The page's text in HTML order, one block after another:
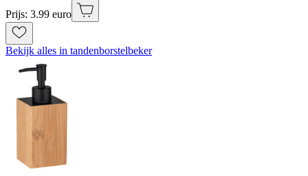
Prijs: 3.99 euro
Bekijk alles in tandenborstelbeker